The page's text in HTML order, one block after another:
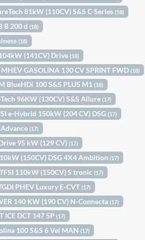
81kW (110CV) S&S C-Series(18)
B 200 d(18)
(18)
(141CV) Drive(18)
GASOLINA 130 CV SPRINT FWD(18)
BlueHDi 100 S&S PLUS M1(18)
96KW (130CV) S&S Allure(17)
e-Hybrid 150kW (204 CV) DSG(17)
Advance(17)
95 kW (129 CV)(17)
(150CV) DSG 4X4 Ambition(17)
110kW (150CV) S tronic(17)
PHEV Luxury E-CVT(17)
140 KW (190 CV) N-Connecta(17)
ICE DCT 147 5P(17)
100 S&S 6 Vel MAN(17)